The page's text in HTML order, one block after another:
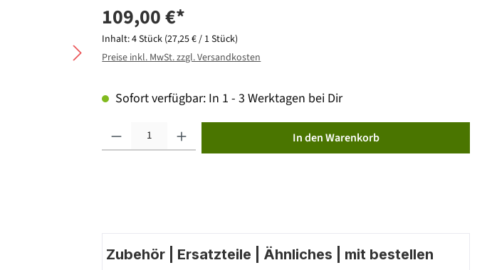
109,00 €*
Inhalt:4 Stück (27,25 € / 1 Stück)
Preise inkl. MwSt. zzgl. Versandkosten
Sofort verfügbar: In 1 - 3 Werktagen bei Dir
In den Warenkorb
Zubehör | Ersatzteile | Ähnliches | mit bestellen